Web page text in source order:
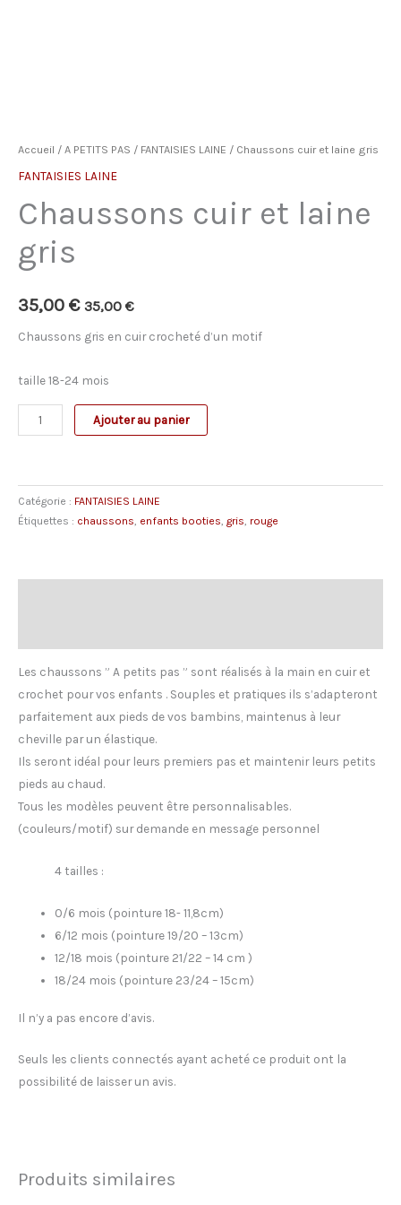
Accueil / A PETITS PAS / FANTAISIES LAINE / Chaussons cuir et laine gris
FANTAISIES LAINE
Chaussons cuir et laine
gris
35,00 € 35,00 €
Chaussons gris en cuir crocheté d’un motif
taille 18-24 mois
quantité
de
et
laine
Ajouter au panier
Catégorie : FANTAISIES LAINE
Étiquettes : chaussons enfants booties gris rouge
Les chaussons ” A petits pas ” sont réalisés à la main en cuir et
crochet pour vos enfants . Souples et pratiques ils s’adapteront
parfaitement aux pieds de vos bambins, maintenus à leur
cheville par un élastique.
Ils seront idéal pour leurs premiers pas et maintenir leurs petits
pieds au chaud.
Tous les modèles peuvent être personnalisables.
(couleurs/motif) sur demande en message personnel
4 tailles :
0/6 mois (pointure 18- 11,8cm)
6/12 mois (pointure 19/20 – 13cm)
12/18 mois (pointure 21/22 – 14 cm )
18/24 mois (pointure 23/24 – 15cm)
Il n’y a pas encore d’avis.
Seuls les clients connectés ayant acheté ce produit ont la
possibilité de laisser un avis.
Produits similaires